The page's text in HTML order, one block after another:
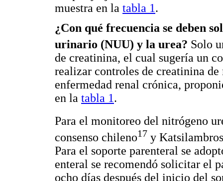
muestra en la tabla 1.
¿Con qué frecuencia se deben
urinario (NUU) y la urea? Solo
de creatinina, el cual sugería un
realizar controles de creatinina
enfermedad renal crónica,
en la tabla 1.
Para el monitoreo del nitrógeno
consenso chileno17 y
Para el soporte parenteral se
enteral se recomendó solicitar el
ocho días después del inicio del